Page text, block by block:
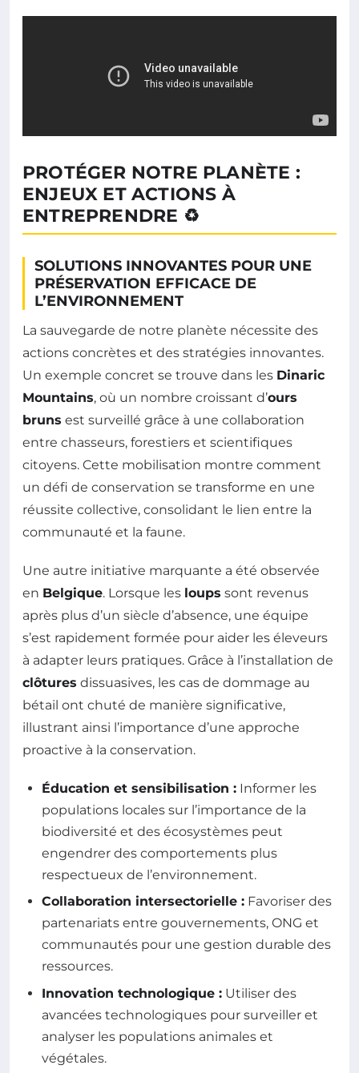
PROTÉGER NOTRE PLANÈTE :
ENJEUX ET ACTIONS À
ENTREPRENDRE ♻️
SOLUTIONS INNOVANTES POUR UNE
PRÉSERVATION EFFICACE DE
L’ENVIRONNEMENT
La sauvegarde de notre planète nécessite des
actions concrètes et des stratégies innovantes.
Un exemple concret se trouve dans les Dinaric
Mountains, où un nombre croissant d’ours
bruns est surveillé grâce à une collaboration
entre chasseurs, forestiers et scientifiques
citoyens. Cette mobilisation montre comment
un défi de conservation se transforme en une
réussite collective, consolidant le lien entre la
communauté et la faune.
Une autre initiative marquante a été observée
en Belgique. Lorsque les loups sont revenus
après plus d’un siècle d’absence, une équipe
s’est rapidement formée pour aider les éleveurs
à adapter leurs pratiques. Grâce à l’installation de
clôtures dissuasives, les cas de dommage au
bétail ont chuté de manière significative,
illustrant ainsi l’importance d’une approche
proactive à la conservation.
Éducation et sensibilisation : Informer les
populations locales sur l’importance de la
biodiversité et des écosystèmes peut
engendrer des comportements plus
respectueux de l’environnement.
Collaboration intersectorielle : Favoriser des
partenariats entre gouvernements, ONG et
communautés pour une gestion durable des
ressources.
Innovation technologique : Utiliser des
avancées technologiques pour surveiller et
analyser les populations animales et
végétales.